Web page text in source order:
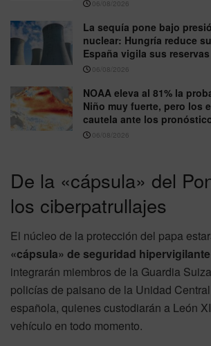
06/08/2026
La sequía pone bajo
nuclear: Hungría reduce
España vigila sus reservas
06/08/2026
NOAA eleva al 81% la
Niño muy fuerte, pero los
cautela ante los
06/08/2026
De la «cápsula» del
los ciberpatrullajes
El núcleo de la protección del papa
«cápsula» de seguridad hipervigilante
integrarán miembros de la Guardia
policías de paisano de la Unidad
española, quienes custodiarán a León
vehículo en todo momento.